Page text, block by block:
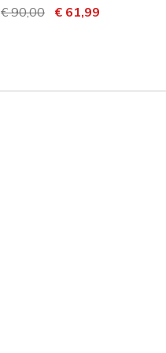
Prezzo ridotto da
€ 90,00 per
€ 61,99